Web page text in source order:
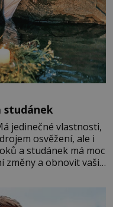
studánek
jedinečné vlastnosti,
osvěžení, ale i
a studánek má moc
změny a obnovit vaši
do svého života